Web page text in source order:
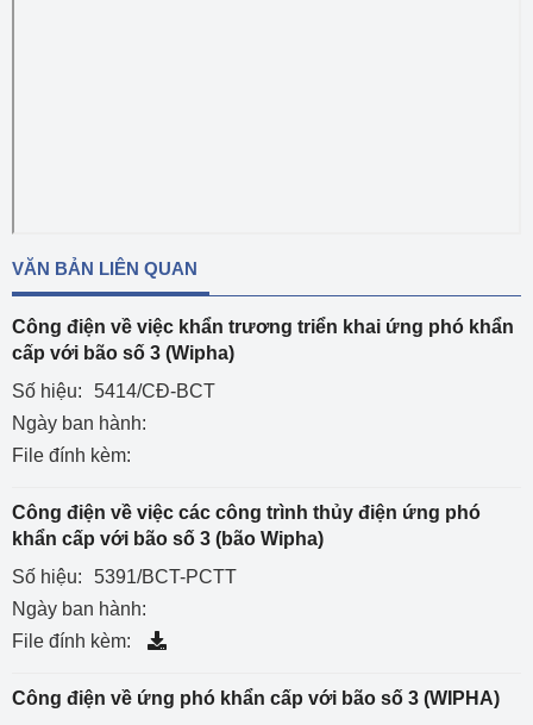
VĂN BẢN LIÊN QUAN
Công điện về việc khẩn trương triển khai ứng phó khẩn
cấp với bão số 3 (Wipha)
Số hiệu:
5414/CĐ-BCT
Ngày ban hành:
File đính kèm:
Công điện về việc các công trình thủy điện ứng phó
khẩn cấp với bão số 3 (bão Wipha)
Số hiệu:
5391/BCT-PCTT
Ngày ban hành:
File đính kèm:
Công điện về ứng phó khẩn cấp với bão số 3 (WIPHA)